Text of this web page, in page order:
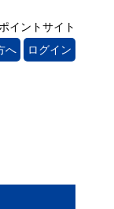
イントサイト
へ ログイン